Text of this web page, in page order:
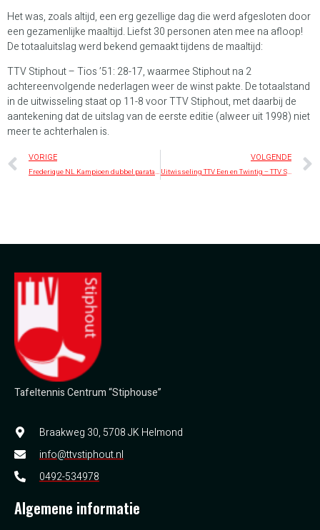
Het was, zoals altijd, een erg gezellige dag die werd afgesloten door
een gezamenlijke maaltijd. Liefst 30 personen aten mee na afloop!
De totaaluitslag werd bekend gemaakt tijdens de maaltijd:
TTV Stiphout – Tios ’51: 28-17, waarmee Stiphout na 2
achtereenvolgende nederlagen weer de winst pakte. De totaalstand
in de uitwisseling staat op 11-8 voor TTV Stiphout, met daarbij de
aantekening dat de uitslag van de eerste editie (alweer uit 1998) niet
meer te achterhalen is.
VORIGE
Frederique NL Kampioen dubbel paratafeltennis!
VOLGENDE
Uitwisseling TTV Een en Twintig – TTV Stiphout
Tafeltennis Centrum “Stiphouse”
Braakweg 30, 5708 JK Helmond
info@ttvstiphout.nl
0492-534978
Algemene informatie